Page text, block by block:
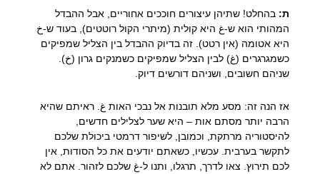
ת: בהחלט! שתיהן עיצורים חוככים אחוריים, אבל ההבדל
המהותי הוא ש-غ היא קולית (מיתרי הקול רוטטים), בעוד ש-خ
היא אטומה (אין רטט). זה בדיוק ההבדל בין הצליל שמפיקים
כשמגרגרים (غ) לבין הצליל שמפיקים כשמנקים גרון (خ).
שניהם חשובים, ושניהם דורשים דיוק.
אז הנה זה: מסע מלא תובנות אל נבכי האות غ. ראיתם שהיא
הרבה יותר מסתם אות – היא שער לצלילים חדשים,
להיסטוריה מרתקת, וכמובן, לשיפור דרמטי ביכולת שלכם
לתקשר בערבית. עכשיו, כשאתם יודעים את כל הסודות, אין
לכם תירוץ. צאו לדרך, תרגלו, ותנו ל-غ שלכם לזהור. אתם לא